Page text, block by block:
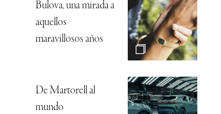
Bulova, una mirada a
aquellos
maravillosos años
De Martorell al
mundo